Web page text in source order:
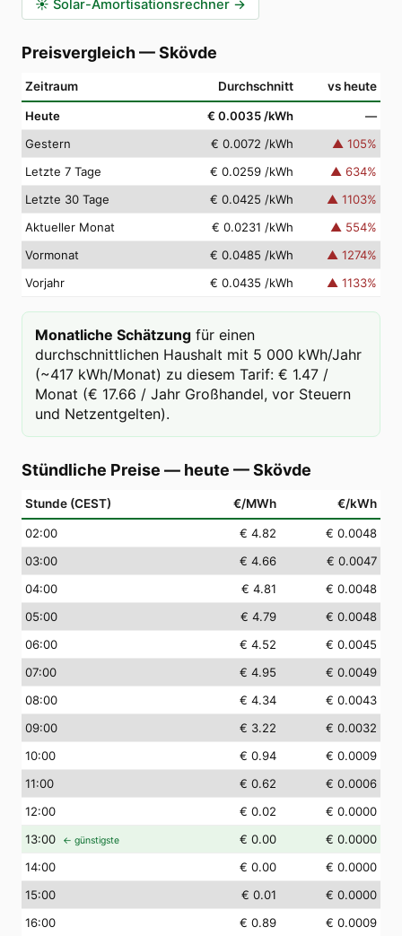
☀️ Solar-Amortisationsrechner →
Preisvergleich—Skövde
Zeitraum Durchschnitt vs heute
Heute € 0.0035 /kWh
—
Gestern
€ 0.0072 /kWh ▲ 105%
Letzte 7 Tage
€ 0.0259 /kWh ▲ 634%
Letzte 30 Tage
€ 0.0425 /kWh ▲ 1103%
Aktueller Monat
€ 0.0231 /kWh ▲ 554%
Vormonat
€ 0.0485 /kWh ▲ 1274%
Vorjahr
€ 0.0435 /kWh ▲ 1133%
Monatliche Schätzung für einen
durchschnittlichen Haushalt mit 5 000 kWh/Jahr
(~417 kWh/Monat) zu diesem Tarif: € 1.47 /
Monat (€ 17.66 / Jahr Großhandel, vor Steuern
und Netzentgelten).
Stündliche Preise — heute —Skövde
Stunde (CEST) €/MWh €/kWh
02:00 € 4.82
€ 0.0048
03:00 € 4.66
€ 0.0047
04:00 € 4.81
€ 0.0048
05:00 € 4.79
€ 0.0048
06:00 € 4.52
€ 0.0045
07:00 € 4.95
€ 0.0049
08:00 € 4.34
€ 0.0043
09:00 € 3.22
€ 0.0032
10:00 € 0.94
€ 0.0009
11:00 € 0.62
€ 0.0006
12:00 € 0.02
€ 0.0000
13:00 ← günstigste € 0.00
€ 0.0000
14:00 € 0.00
€ 0.0000
15:00 € 0.01
€ 0.0000
16:00 € 0.89
€ 0.0009